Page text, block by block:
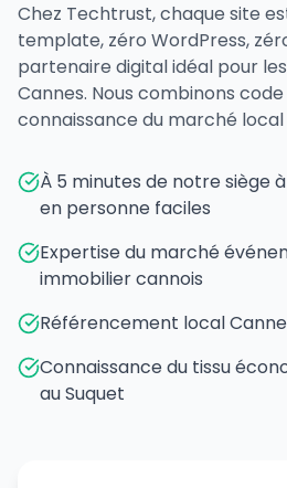
Chez Techtrust, chaque site
template, zéro WordPress,
partenaire digital idéal pour
Cannes. Nous combinons
connaissance du marché
À 5 minutes de notre siège
en personne faciles
Expertise du marché
immobilier cannois
Référencement local
Connaissance du tissu
au Suquet